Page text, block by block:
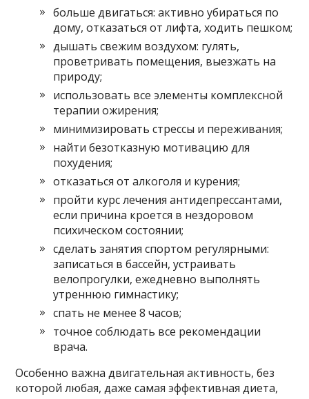
больше двигаться: активно убираться по
дому, отказаться от лифта, ходить пешком;
дышать свежим воздухом: гулять,
проветривать помещения, выезжать на
природу;
использовать все элементы комплексной
терапии ожирения;
минимизировать стрессы и переживания;
найти безотказную мотивацию для
похудения;
отказаться от алкоголя и курения;
пройти курс лечения антидепрессантами,
если причина кроется в нездоровом
психическом состоянии;
сделать занятия спортом регулярными:
записаться в бассейн, устраивать
велопрогулки, ежедневно выполнять
утреннюю гимнастику;
спать не менее 8 часов;
точное соблюдать все рекомендации
врача.
Особенно важна двигательная активность, без
которой любая, даже самая эффективная диета,